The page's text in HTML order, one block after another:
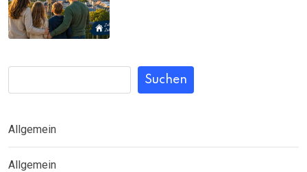
Suchen
Allgemein
Allgemein